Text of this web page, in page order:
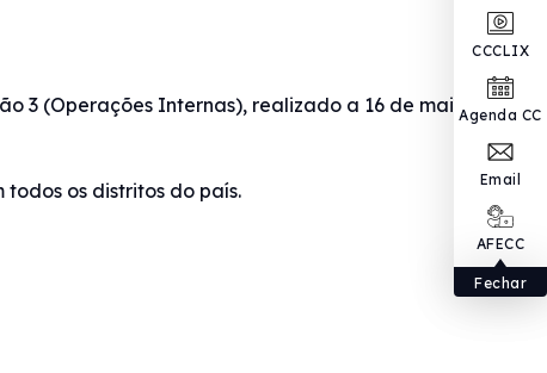
CCCLIX
Agenda CC
Email
AFECC
Fechar
3 (Operações Internas), realizado a 16 de maio de
os distritos do país.